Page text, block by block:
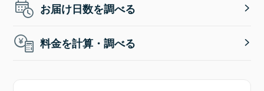
お届け日数を調べる
料金を計算・調べる